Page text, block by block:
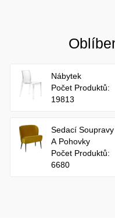
Nábytek
Počet Produktů:
19813
Sedací Soupravy
A Pohovky
Počet Produktů:
6680